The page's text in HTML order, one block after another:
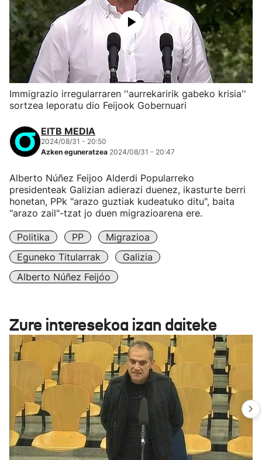
Immigrazio irregularraren ''aurrekaririk gabeko krisia''
sortzea leporatu dio Feijook Gobernuari
EITB MEDIA
2024/08/31 - 20:50
Azken eguneratzea 2024/08/31 - 20:47
Alberto Núñez Feijoo Alderdi Popularreko
presidenteak Galizian adierazi duenez, ikasturte berri
honetan, PPk "arazo guztiak kudeatuko ditu", baita
"arazo zail"-tzat jo duen migrazioarena ere.
Politika PP
Migrazioa
Eguneko Titularrak
Galizia
Alberto Núñez Feijóo
Zure interesekoa izan daiteke